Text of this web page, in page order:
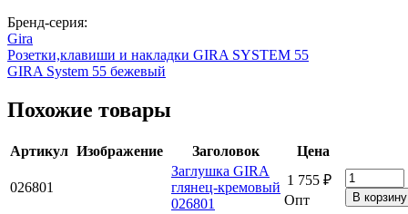
Бренд-серия:
Gira
Розетки,клавиши и накладки GIRA SYSTEM 55
GIRA System 55 бежевый
Похожие товары
Артикул Изображение Заголовок Цена
026801
Заглушка GIRA
глянец-кремовый
026801
1 755 ₽
Опт